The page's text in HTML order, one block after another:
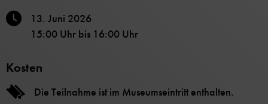
13. Juni 2026
15:00 Uhr bis 16:00 Uhr
Kosten
Die Teilnahme ist im Museumseintritt enthalten.